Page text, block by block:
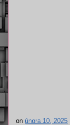
on února 10, 2025